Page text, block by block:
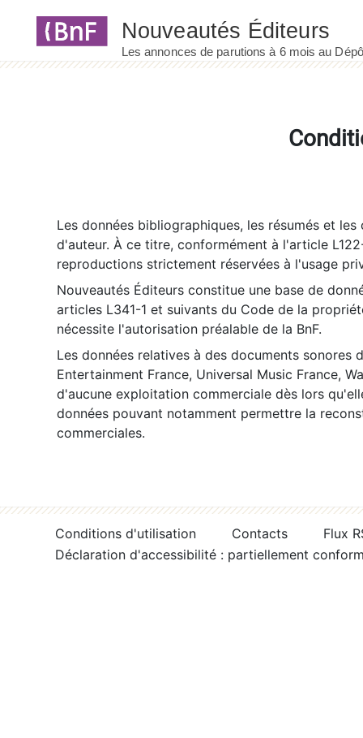
Les données bibliographiques, les résumés et
d'auteur. À ce titre, conformément à l'article
reproductions strictement réservées à l'usage
Nouveautés Éditeurs constitue une base de
articles L341-1 et suivants du Code de la
nécessite l'autorisation préalable de la BnF.
Les données relatives à des documents sonores
Entertainment France, Universal Music France,
d'aucune exploitation commerciale dès lors
données pouvant notamment permettre la
commerciales.
Conditions d'utilisation Contacts
Flux
Déclaration d'accessibilité : partiellement